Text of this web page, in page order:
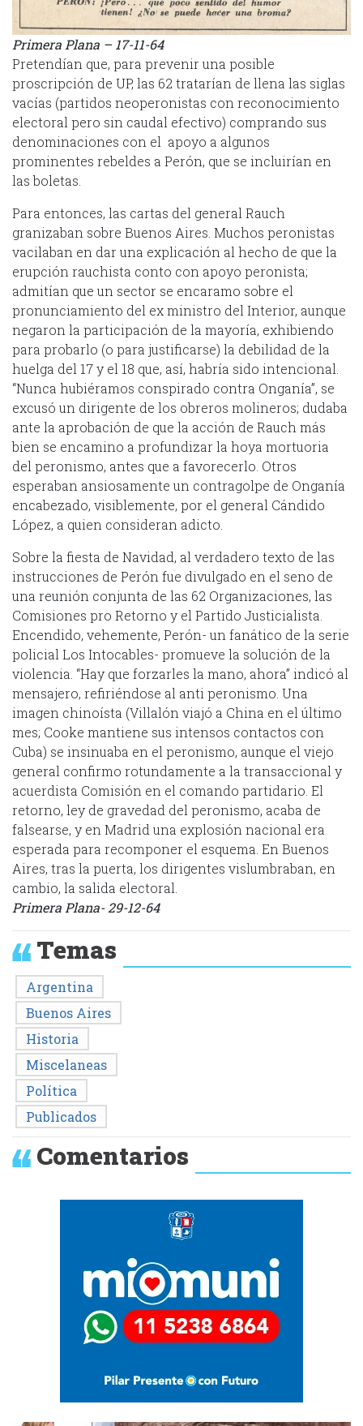
Primera Plana – 17-11-64
Pretendían que, para prevenir una posible
proscripción de UP, las 62 tratarían de llena las siglas
vacías (partidos neoperonistas con reconocimiento
electoral pero sin caudal efectivo) comprando sus
denominaciones con el apoyo a algunos
prominentes rebeldes a Perón, que se incluirían en
las boletas.
Para entonces, las cartas del general Rauch
granizaban sobre Buenos Aires. Muchos peronistas
vacilaban en dar una explicación al hecho de que la
erupción rauchista conto con apoyo peronista;
admitían que un sector se encaramo sobre el
pronunciamiento del ex ministro del Interior, aunque
negaron la participación de la mayoría, exhibiendo
para probarlo (o para justificarse) la debilidad de la
huelga del 17 y el 18 que, así, habría sido intencional.
“Nunca hubiéramos conspirado contra Onganía”, se
excusó un dirigente de los obreros molineros; dudaba
ante la aprobación de que la acción de Rauch más
bien se encamino a profundizar la hoya mortuoria
del peronismo, antes que a favorecerlo. Otros
esperaban ansiosamente un contragolpe de Onganía
encabezado, visiblemente, por el general Cándido
López, a quien consideran adicto.
Sobre la fiesta de Navidad, al verdadero texto de las
instrucciones de Perón fue divulgado en el seno de
una reunión conjunta de las 62 Organizaciones, las
Comisiones pro Retorno y el Partido Justicialista.
Encendido, vehemente, Perón- un fanático de la serie
policial Los Intocables- promueve la solución de la
violencia. “Hay que forzarles la mano, ahora” indicó al
mensajero, refiriéndose al anti peronismo. Una
imagen chinoísta (Villalón viajó a China en el último
mes; Cooke mantiene sus intensos contactos con
Cuba) se insinuaba en el peronismo, aunque el viejo
general confirmo rotundamente a la transaccional y
acuerdista Comisión en el comando partidario. El
retorno, ley de gravedad del peronismo, acaba de
falsearse, y en Madrid una explosión nacional era
esperada para recomponer el esquema. En Buenos
Aires, tras la puerta, los dirigentes vislumbraban, en
cambio, la salida electoral.
Primera Plana- 29-12-64
Temas
Argentina
Buenos Aires
Historia
Miscelaneas
Política
Publicados
Comentarios